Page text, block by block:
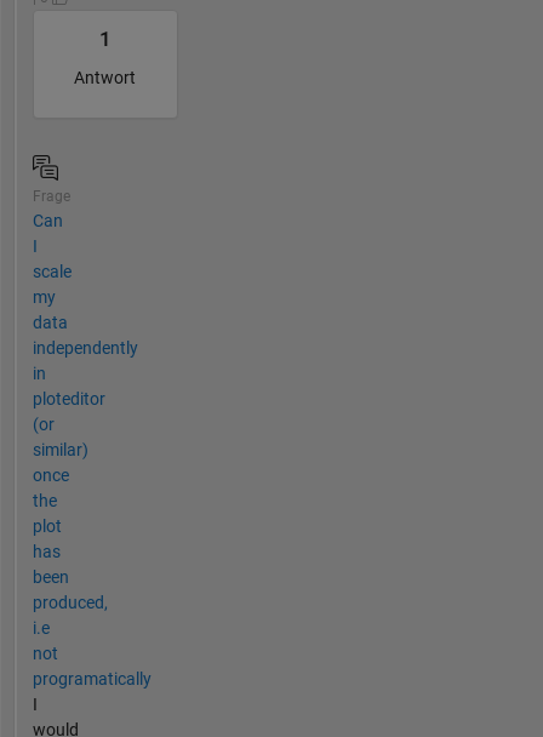
1
Antwort
Frage
Can
I
scale
my
data
independently
in
ploteditor
(or
similar)
once
the
plot
has
been
produced,
i.e
not
programatically
I
would